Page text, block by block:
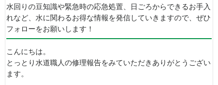
水回りの豆知識や緊急時の応急処置、日ごろからできるお手入
れなど、水に関わるお得な情報を発信していきますので、ぜひ
フォローをお願いします！
こんにちは。
とっとり水道職人の修理報告をみていただきありがとうござい
ます。